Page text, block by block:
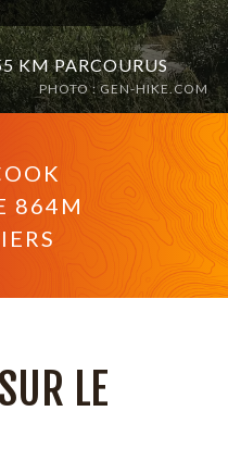
KM PARCOURUS
PHOTO : GEN-HIKE.COM
864M
LE